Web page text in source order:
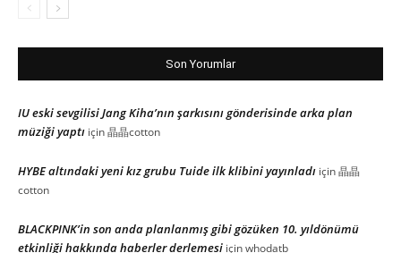
Son Yorumlar
IU eski sevgilisi Jang Kiha’nın şarkısını gönderisinde arka plan
müziği yaptı için晶晶cotton
HYBE altındaki yeni kız grubu Tuide ilk klibini yayınladı için晶晶
cotton
BLACKPINK’in son anda planlanmış gibi gözüken 10. yıldönümü
etkinliği hakkında haberler derlemesi içinwhodatb